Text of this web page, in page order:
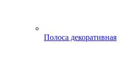
Полоса декоративная